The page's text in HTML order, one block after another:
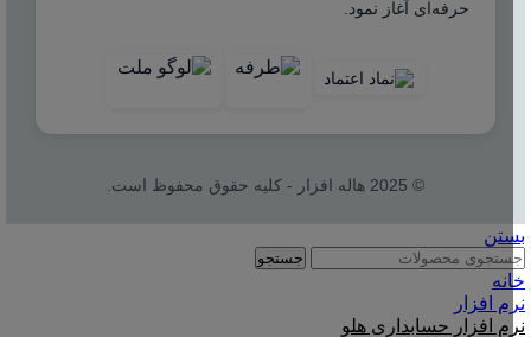
حرفه‌ای آغاز نمود.
© 2025 هاله افزار - کلیه حقوق محفوظ است.
بستن
جستجو
خانه
نرم افزار
نرم افزار حسابداری هلو